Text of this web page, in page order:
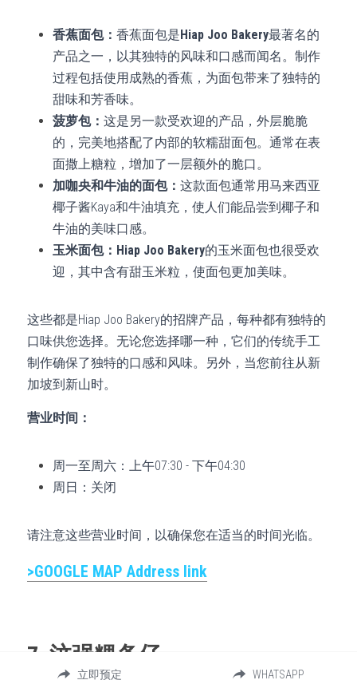
香蕉面包： 香蕉面包是Hiap Joo Bakery最著名的
产品之一，以其独特的风味和口感而闻名。制作
过程包括使用成熟的香蕉，为面包带来了独特的
甜味和芳香味。
菠萝包： 这是另一款受欢迎的产品，外层脆脆
的，完美地搭配了内部的软糯甜面包。通常在表
面撒上糖粒，增加了一层额外的脆口。
加咖央和牛油的面包： 这款面包通常用马来西亚
椰子酱Kaya和牛油填充，使人们能品尝到椰子和
牛油的美味口感。
玉米面包：Hiap Joo Bakery的玉米面包也很受欢
迎，其中含有甜玉米粒，使面包更加美味。
这些都是Hiap Joo Bakery的招牌产品，每种都有独特的
口味供您选择。无论您选择哪一种，它们的传统手工
制作确保了独特的口感和风味。另外，当您前往从新
加坡到新山时。
营业时间：
周一至周六：上午07:30 - 下午04:30
周日：关闭
请注意这些营业时间，以确保您在适当的时间光临。
>GOOGLE MAP Address link
7. 汶强粿条仔
立即预定 WHATSAPP